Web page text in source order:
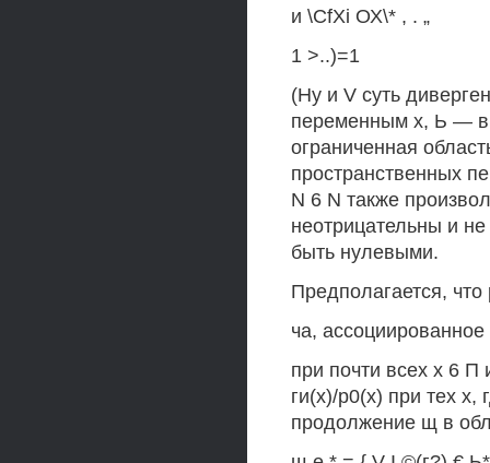
и \CfXi ОХ\* , . „
1 >..)=1
(Ну и V суть
переменным х, Ь —
ограниченная
пространственных
N 6 N также
неотрицательны и
быть нулевыми.
Предполагается,
ча,
при почти всех х 6
ги(х)/р0(х) при тех х,
продолжение щ в